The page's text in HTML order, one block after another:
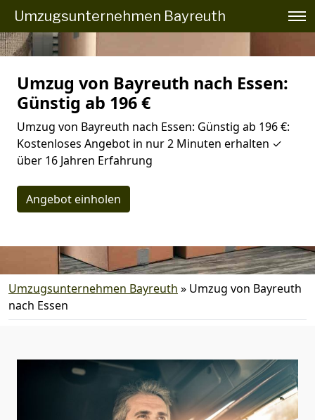
Umzugsunternehmen Bayreuth
Umzug von Bayreuth nach Essen:
Günstig ab 196 €
Umzug von Bayreuth nach Essen: Günstig ab 196 €:
Kostenloses Angebot in nur 2 Minuten erhalten ✓
über 16 Jahren Erfahrung
Angebot einholen
Umzugsunternehmen Bayreuth » Umzug von Bayreuth
nach Essen